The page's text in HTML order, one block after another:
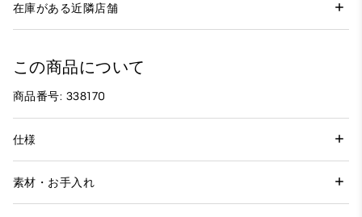
在庫がある近隣店舗
この商品について
商品番号: 338170
仕様
素材・お手入れ